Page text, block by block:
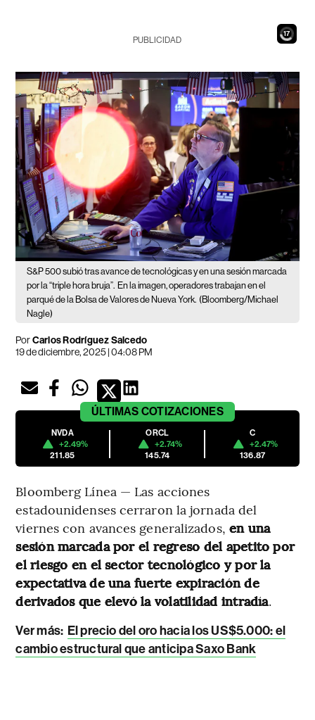
15
PUBLICIDAD
S&P 500 subió tras avance de tecnológicas y en una sesión marcada
por la “triple hora bruja”. En la imagen, operadores trabajan en el
parqué de la Bolsa de Valores de Nueva York. (Bloomberg/Michael
Nagle)
PorCarlos Rodríguez Salcedo
19 de diciembre, 2025 | 04:08 PM
ÚLTIMAS COTIZACIONES
NVDA
+2.49%
211.85
ORCL
+2.74%
145.74
C
+2.47%
136.87
Bloomberg Línea — Las acciones
estadounidenses cerraron la jornada del
viernes con avances generalizados, en una
sesión marcada por el regreso del apetito por
el riesgo en el sector tecnológico y por la
expectativa de una fuerte expiración de
derivados que elevó la volatilidad intradía.
Ver más: El precio del oro hacia los US$5.000: el
cambio estructural que anticipa Saxo Bank